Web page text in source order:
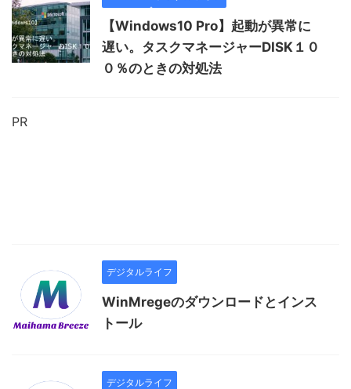
【Windows10 Pro】起動が異常に
遅い。タスクマネージャーDISK１０
０％のときの対処法
PR
デジタルライフ
WinMregeのダウンロードとインス
トール
デジタルライフ